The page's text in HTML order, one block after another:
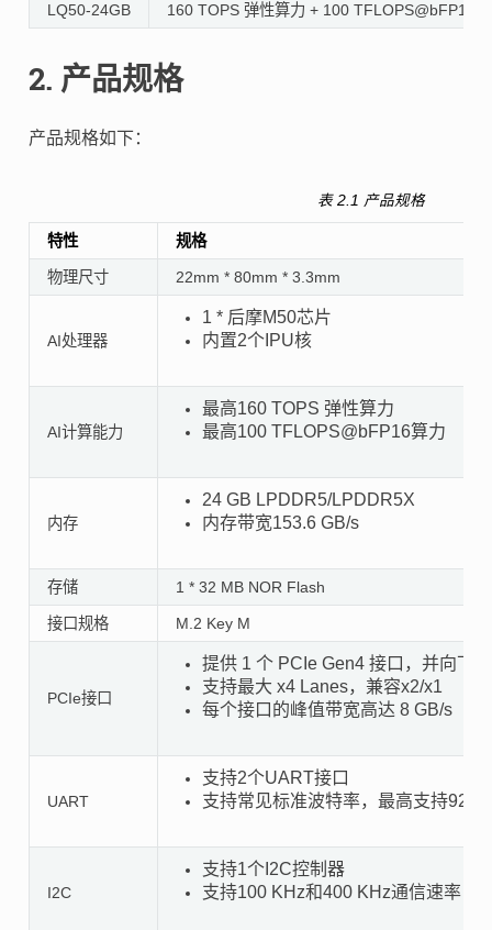
LQ50-24GB 160 TOPS 弹性算力 + 100 TFLOPS@bFP16
2. 产品规格
产品规格如下：
表 2.1 产品规格
特性 规格
物理尺寸 22mm * 80mm * 3.3mm
AI处理器
1 * 后摩M50芯片
内置2个IPU核
AI计算能力
最高160 TOPS 弹性算力
最高100 TFLOPS@bFP16算力
内存
24 GB LPDDR5/LPDDR5X
内存带宽153.6 GB/s
存储 1 * 32 MB NOR Flash
接口规格 M.2 Key M
PCIe接口
提供 1 个 PCIe Gen4 接口，并向下
支持最大 x4 Lanes，兼容x2/x1
每个接口的峰值带宽高达 8 GB/s
UART
支持2个UART接口
支持常见标准波特率，最高支持
I2C
支持1个I2C控制器
支持100 KHz和400 KHz通信速率